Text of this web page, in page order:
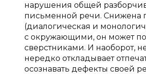
нарушения общей
письменной речи. Снижена
(диалогическая и
с окружающими, он может
сверстниками. И наоборот,
нередко откладывает
осознавать дефекты своей